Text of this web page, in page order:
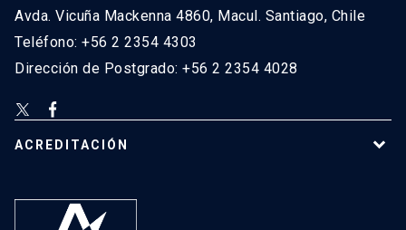
Avda. Vicuña Mackenna 4860, Macul. Santiago, Chile
Teléfono: +56 2 2354 4303
Dirección de Postgrado: +56 2 2354 4028
ACREDITACIÓN